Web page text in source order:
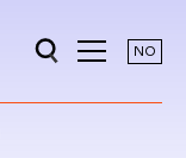
NO